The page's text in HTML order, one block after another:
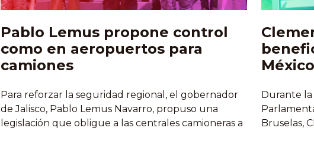
Pablo Lemus propone control
como en aeropuertos para
camiones
Para reforzar la seguridad regional, el gobernador
de Jalisco, Pablo Lemus Navarro, propuso una
legislación que obligue a las centrales camioneras a
Durante la
Bruselas,